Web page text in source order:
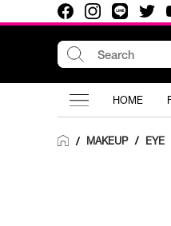
HOME
/ MAKEUP / EYE